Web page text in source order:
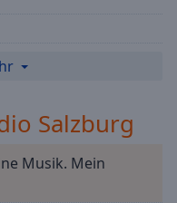
Salzburg
Musik. Mein